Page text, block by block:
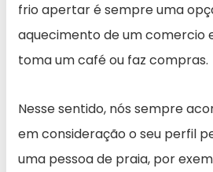
frio apertar é sempre uma
aquecimento de um comercio
toma um café ou faz compras.
Nesse sentido, nós sempre
em consideração o seu perfil
uma pessoa de praia, por